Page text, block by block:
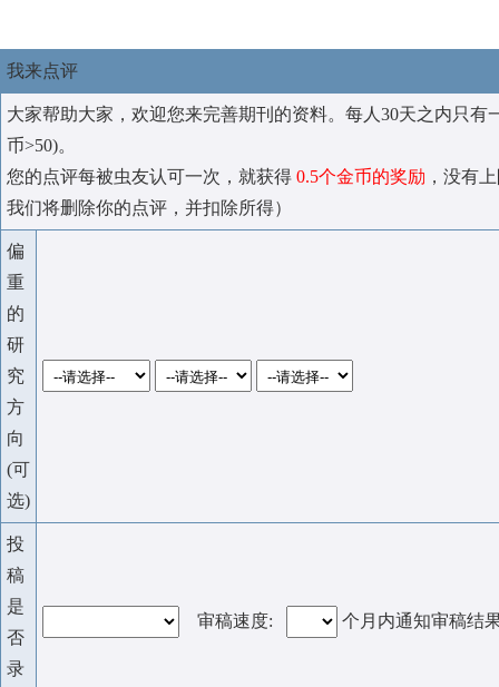
我来点评
大家帮助大家，欢迎您来完善期刊的资料。每人30天之内只有
币>50)。
您的点评每被虫友认可一次，就获得 0.5个金币的奖励 ，没有
我们将删除你的点评，并扣除所得）
偏
重
的
研
究
方
向
(可
选)
投
稿
是
否
录
审稿速度: 个月内通知审稿结